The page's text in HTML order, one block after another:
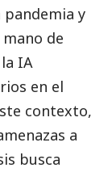
y
mano de
IA
en el
contexto,
a
busca